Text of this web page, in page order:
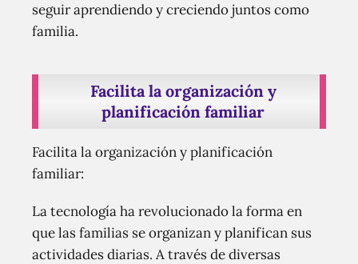
seguir aprendiendo y creciendo juntos como
familia.
Facilita la organización y
planificación familiar
Facilita la organización y planificación
familiar:
La tecnología ha revolucionado la forma en
que las familias se organizan y planifican sus
actividades diarias. A través de diversas